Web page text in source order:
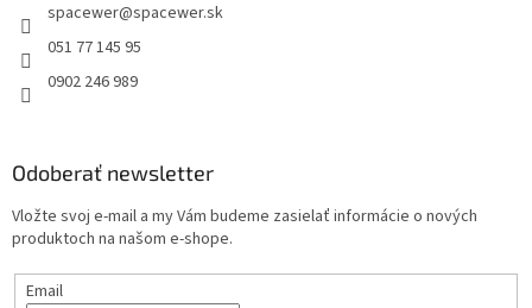
spacewer@spacewer.sk
051 77 145 95
0902 246 989
Odoberať newsletter
Vložte svoj e-mail a my Vám budeme zasielať informácie o nových
produktoch na našom e-shope.
Email